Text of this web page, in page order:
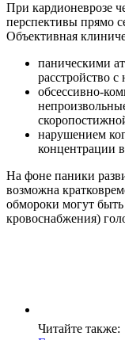
При кардионеврозе
перспективы прямо
Объективная
паническими
расстройство
обсессивно-
нарушением
концентрации
На фоне паники
возможна
обмороки могут
кровоснабжения)
Читайте также: